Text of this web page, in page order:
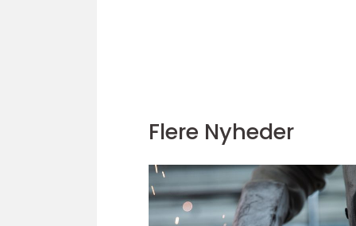
Flere Nyheder